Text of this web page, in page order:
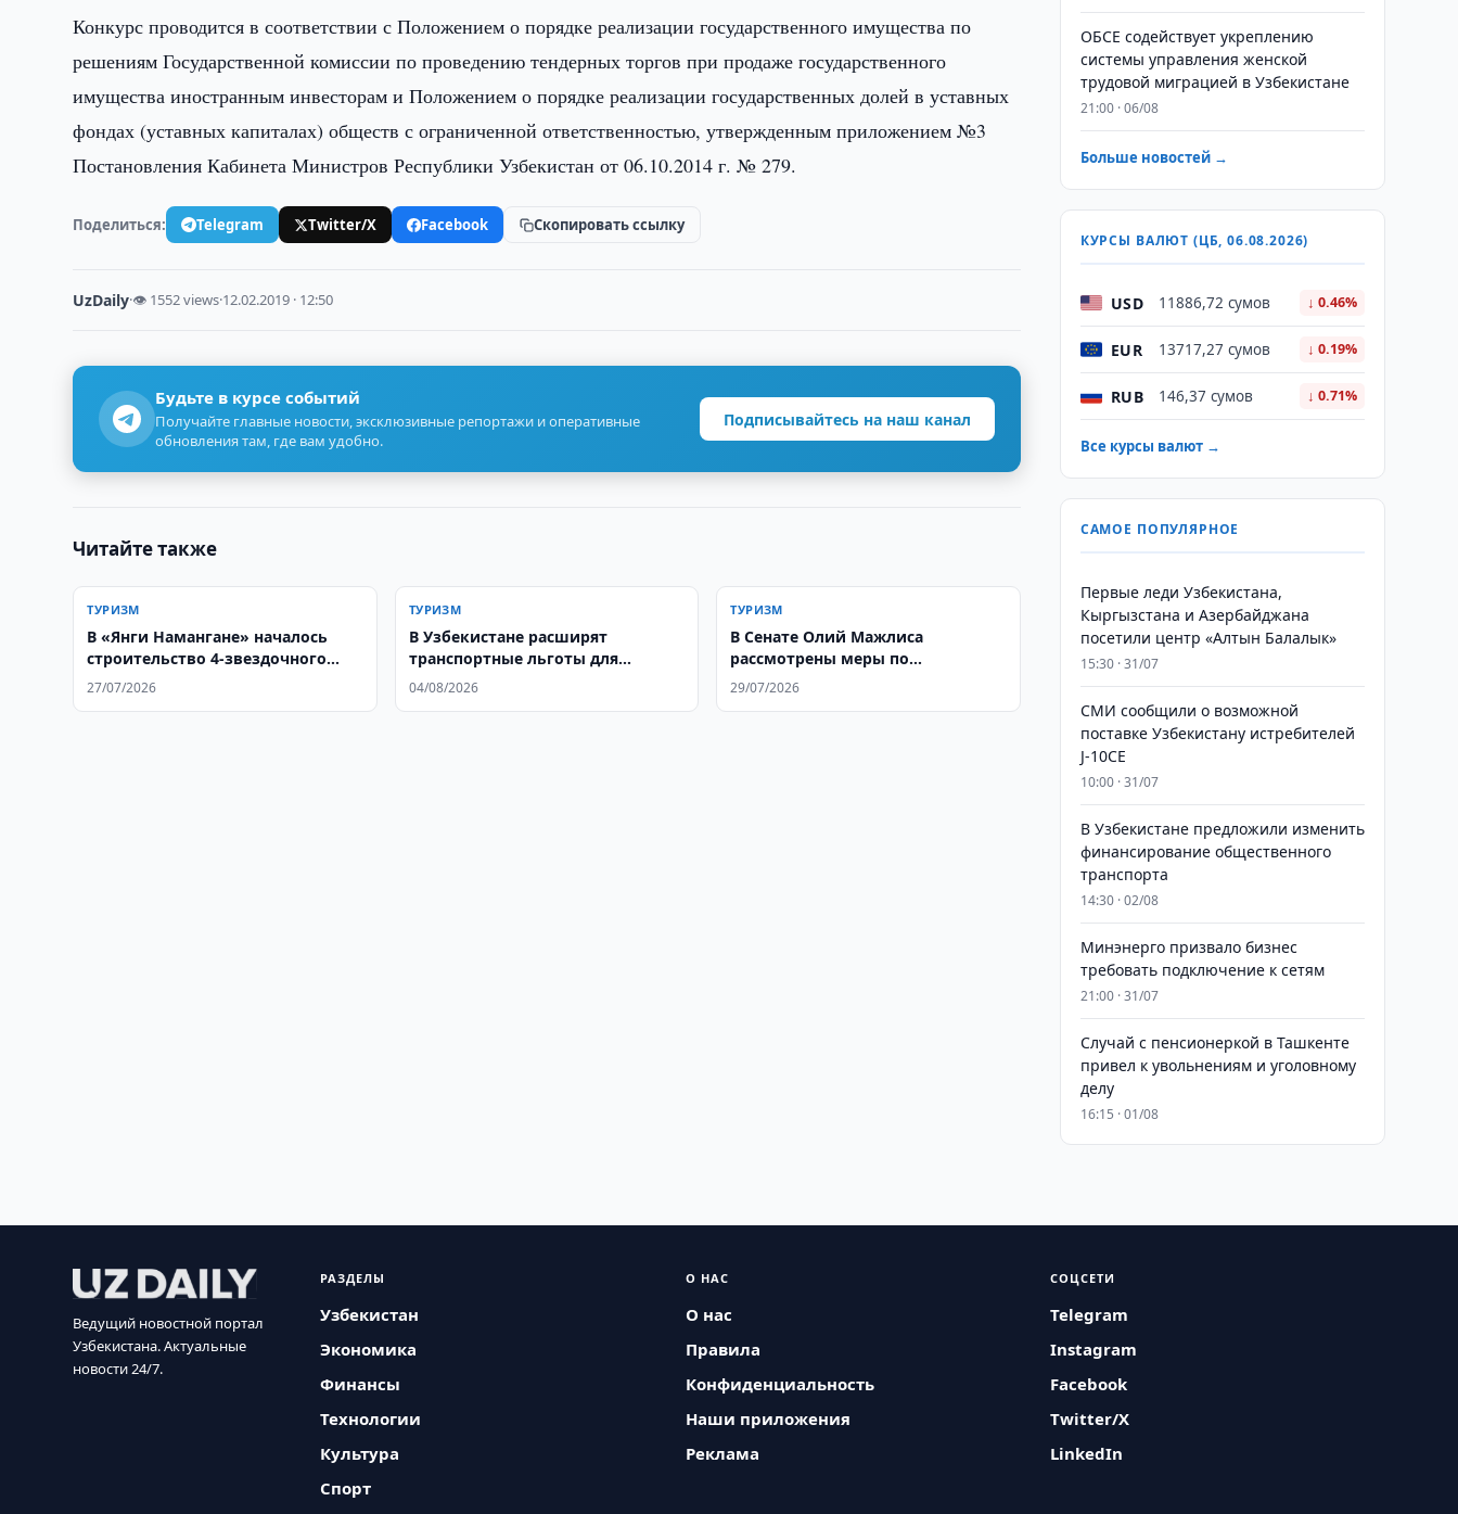
Конкурс проводится в соответствии с Положением о порядке реализации государственного имущества по
решениям Государственной комиссии по проведению тендерных торгов при продаже государственного
имущества иностранным инвесторам и Положением о порядке реализации государственных долей в уставных
фондах (уставных капиталах) обществ с ограниченной ответственностью, утвержденным приложением №3
Постановления Кабинета Министров Республики Узбекистан от 06.10.2014 г. № 279.
Поделиться: Telegram Twitter/X Facebook Скопировать ссылку
UzDaily·👁 1552 views·12.02.2019 · 12:50
Будьте в курсе событий
Получайте главные новости, эксклюзивные репортажи и оперативные
обновления там, где вам удобно.
Подписывайтесь на наш канал
Читайте также
ТУРИЗМ
В «Янги Намангане» началось
строительство 4-звездочного
отеля
27/07/2026
ТУРИЗМ
В Узбекистане расширят
транспортные льготы для
путешествий
04/08/2026
ТУРИЗМ
В Сенате Олий Мажлиса
рассмотрены меры по
дальнейшему развитию
29/07/2026
ОБСЕ содействует укреплению
системы управления женской
трудовой миграцией в Узбекистане
21:00 · 06/08
Больше новостей →
КУРСЫ ВАЛЮТ (ЦБ, 06.08.2026)
USD 11886,72 сумов ↓ 0.46%
EUR 13717,27 сумов ↓ 0.19%
RUB 146,37 сумов ↓ 0.71%
Все курсы валют →
САМОЕ ПОПУЛЯРНОЕ
Первые леди Узбекистана,
Кыргызстана и Азербайджана
посетили центр «Алтын Балалык»
15:30 · 31/07
СМИ сообщили о возможной
поставке Узбекистану истребителей
J-10CE
10:00 · 31/07
В Узбекистане предложили изменить
финансирование общественного
транспорта
14:30 · 02/08
Минэнерго призвало бизнес
требовать подключение к сетям
21:00 · 31/07
Случай с пенсионеркой в Ташкенте
привел к увольнениям и уголовному
делу
16:15 · 01/08
Ведущий новостной портал
Узбекистана. Актуальные
новости 24/7.
РАЗДЕЛЫ
Узбекистан
Экономика
Финансы
Технологии
Культура
Спорт
О НАС
О нас
Правила
Конфиденциальность
Наши приложения
Реклама
СОЦСЕТИ
Telegram
Instagram
Facebook
Twitter/X
LinkedIn